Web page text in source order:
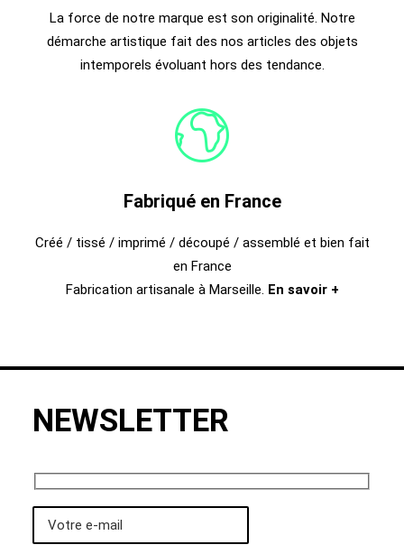
La force de notre marque est son originalité. Notre
démarche artistique fait des nos articles des objets
intemporels évoluant hors des tendance.
Fabriqué en France
Créé / tissé / imprimé / découpé / assemblé et bien fait
en France
Fabrication artisanale à Marseille. En savoir +
NEWSLETTER